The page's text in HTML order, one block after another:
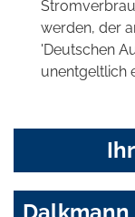
werden, der
'Deutschen
unentgeltlich